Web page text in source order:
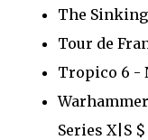
The Sinking
Tour de
Tropico 6 -
Series X|S $